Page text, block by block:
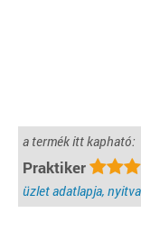
a termék itt kapható:
Praktiker
üzlet adatlapja,